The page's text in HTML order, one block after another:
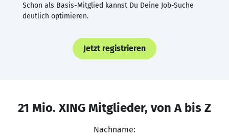
Schon als Basis-Mitglied kannst Du Deine Job-Suche
deutlich optimieren.
Jetzt registrieren
21 Mio. XING Mitglieder, von A bis Z
Nachname: